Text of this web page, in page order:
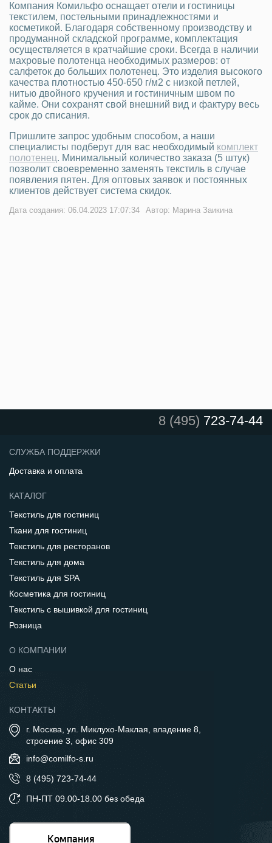
Компания Комильфо оснащает отели и гостиницы
текстилем, постельными принадлежностями и
косметикой. Благодаря собственному производству и
продуманной складской программе, комплектация
осуществляется в кратчайшие сроки. Всегда в наличии
махровые полотенца необходимых размеров: от
салфеток до больших полотенец. Это изделия высокого
качества плотностью 450-650 г/м2 с низкой петлей,
нитью двойного кручения и гостиничным швом по
кайме. Они сохранят свой внешний вид и фактуру весь
срок до списания.
Пришлите запрос удобным способом, а наши
специалисты подберут для вас необходимый комплект
полотенец. Минимальный количество заказа (5 штук)
позволит своевременно заменять текстиль в случае
появления пятен. Для оптовых заявок и постоянных
клиентов действует система скидок.
Дата создания: 06.04.2023 17:07:34 Автор: Марина Заикина
8 (495) 723-74-44
СЛУЖБА ПОДДЕРЖКИ
Доставка и оплата
КАТАЛОГ
Текстиль для гостиниц
Ткани для гостиниц
Текстиль для ресторанов
Текстиль для дома
Текстиль для SPA
Косметика для гостиниц
Текстиль с вышивкой для гостиниц
Розница
О КОМПАНИИ
О нас
Статьи
КОНТАКТЫ
г. Москва, ул. Миклухо-Маклая, владение 8,
строение 3, офис 309
info@comilfo-s.ru
8 (495) 723-74-44
ПН-ПТ 09.00-18.00 без обеда